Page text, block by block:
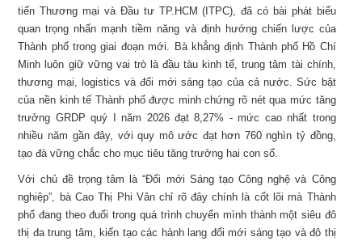
tiến Thương mại và Đầu tư TP.HCM (ITPC), đã có bài phát biểu
quan trọng nhấn mạnh tiềm năng và định hướng chiến lược của
Thành phố trong giai đoạn mới. Bà khẳng định Thành phố Hồ Chí
Minh luôn giữ vững vai trò là đầu tàu kinh tế, trung tâm tài chính,
thương mại, logistics và đổi mới sáng tạo của cả nước. Sức bật
của nền kinh tế Thành phố được minh chứng rõ nét qua mức tăng
trưởng GRDP quý I năm 2026 đạt 8,27% - mức cao nhất trong
nhiều năm gần đây, với quy mô ước đạt hơn 760 nghìn tỷ đồng,
tạo đà vững chắc cho mục tiêu tăng trưởng hai con số.
Với chủ đề trọng tâm là “Đổi mới Sáng tạo Công nghệ và Công
nghiệp”, bà Cao Thị Phi Vân chỉ rõ đây chính là cốt lõi mà Thành
phố đang theo đuổi trong quá trình chuyển mình thành một siêu đô
thị đa trung tâm, kiến tạo các hành lang đổi mới sáng tạo và đô thị